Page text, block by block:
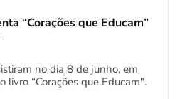
“Corações que Educam”
no dia 8 de junho, em
livro “Corações que Educam".